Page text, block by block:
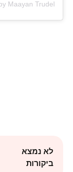
לא נמצא
ביקורות